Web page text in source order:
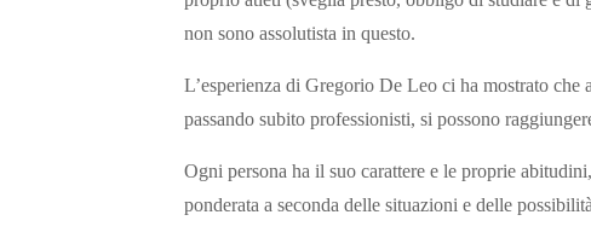
non sono assolutista in questo.
L’esperienza di Gregorio De Leo ci ha mostrato
passando subito professionisti, si possono
Ogni persona ha il suo carattere e le proprie
ponderata a seconda delle situazioni e delle